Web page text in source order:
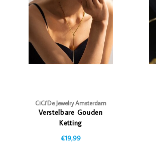
CiCi'De Jewelry Amsterdam
Verstelbare Gouden
Ketting
€19,99